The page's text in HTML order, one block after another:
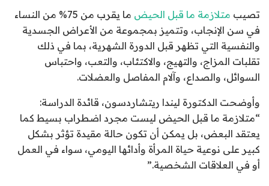
تصيب متلازمة ما قبل الحيض
ما يقرب من 75% من النساء
في سن الإنجاب، وتتميز بمجموعة من الأعراض الجسدية
والنفسية التي تظهر قبل الدورة الشهرية، بما في ذلك
تقلبات المزاج، والتهيج، والاكتئاب، والتعب، واحتباس
السوائل، والصداع، وآلام المفاصل والعضلات.
وأوضحت الدكتورة ليندا ريتشاردسون، قائدة الدراسة:
“متلازمة ما قبل الحيض ليست مجرد اضطراب بسيط كما
يعتقد البعض، بل يمكن أن تكون حالة مقيدة تؤثر بشكل
كبير على نوعية حياة المرأة وأدائها اليومي، سواء في العمل
أو في العلاقات الشخصية.”